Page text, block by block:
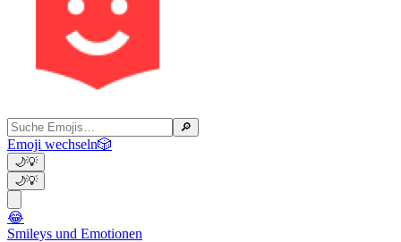
🔎
Emoji wechseln🎲
🌙💡
🌙💡
😂
Smileys und Emotionen